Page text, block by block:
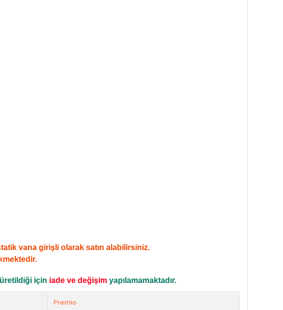
vana girişli olarak satın alabilirsiniz.
için iade ve değişim yapılamamaktadır.
Premio